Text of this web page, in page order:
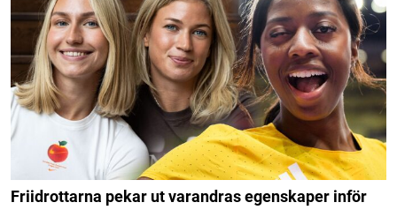
Friidrottarna pekar ut varandras egenskaper inför